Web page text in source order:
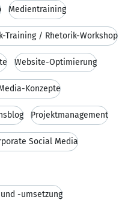
Medientraining
Training / Rhetorik-Workshop
Website-Optimierung
Konzepte
Projektmanagement
Social Media
-umsetzung